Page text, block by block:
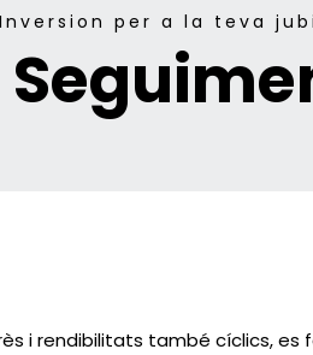
Inversion per a la teva
i rendibilitats també cíclics,